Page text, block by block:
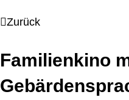
Zurück
Familienkino